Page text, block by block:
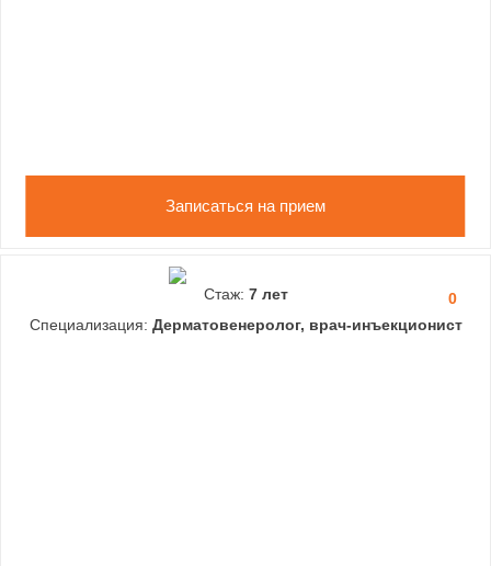
Записаться на прием
0
Стаж: 7 лет
Специализация: Дерматовенеролог, врач-инъекционист